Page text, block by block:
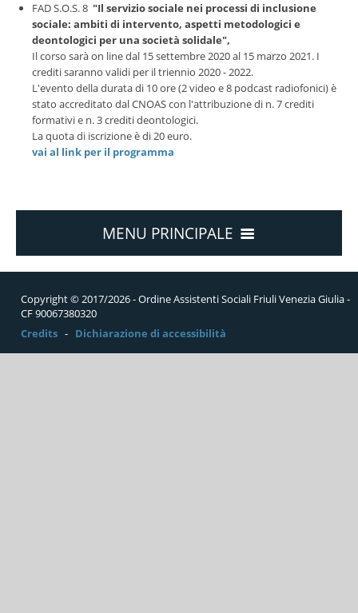
FAD S.O.S. 8 "Il servizio sociale nei processi di inclusione
sociale: ambiti di intervento, aspetti metodologici e
deontologici per una società solidale",
Il corso sarà on line dal 15 settembre 2020 al 15 marzo 2021. I
crediti saranno validi per il triennio 2020 - 2022.
L'evento della durata di 10 ore (2 video e 8 podcast radiofonici) è
stato accreditato dal CNOAS con l'attribuzione di n. 7 crediti
formativi e n. 3 crediti deontologici.
La quota di iscrizione è di 20 euro.
vai al link per il programma
MENU PRINCIPALE
COLLABORAZIONI
Copyright © 2017/2026 - Ordine Assistenti Sociali Friuli Venezia Giulia -
CF 90067380320
Credits- Dichiarazione di accessibilità